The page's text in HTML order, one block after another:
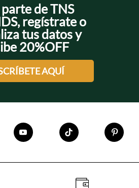
de TNS
regístrate o
tus datos y
20%OFF
AQUÍ